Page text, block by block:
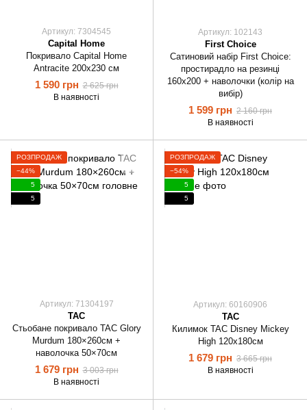
Артикул: 7304545
Capital Home
Покривало Capital Home
Antracite 200х230 см
1 590 грн 2 625 грн
В наявності
Артикул: 102143
First Choice
Сатиновий набір First Choice:
простирадло на резинці
160х200 + наволочки (колір на
вибір)
1 599 грн 2 160 грн
В наявності
РОЗПРОДАЖ
−44%
5
5
Артикул: 71304197
TAC
Стьобане покривало TAC Glory
Murdum 180×260см +
наволочка 50×70см
1 679 грн 3 003 грн
В наявності
РОЗПРОДАЖ
−54%
5
5
Артикул: 60160906
TAC
Килимок TAC Disney Mickey
High 120х180см
1 679 грн 3 665 грн
В наявності